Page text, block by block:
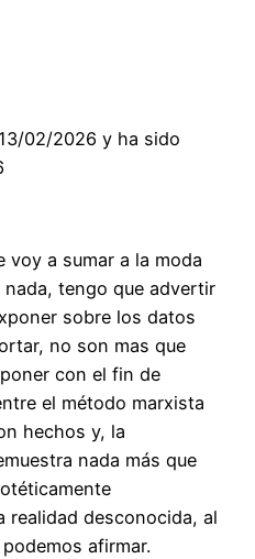
02/2026 y ha sido
voy a sumar a la moda
nada, tengo que advertir
sobre los datos
no son mas que
con el fin de
el método marxista
hechos y, la
nada más que
realidad desconocida, al
afirmar.